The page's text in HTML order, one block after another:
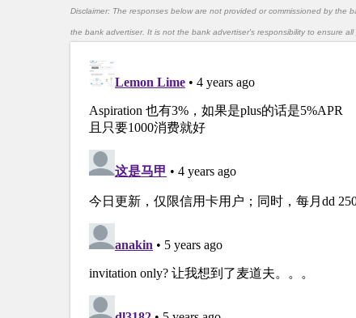
Disclaimer: The responses below are not provided or commissioned by
the bank advertiser. It is not the bank advertiser's responsibility to ensure